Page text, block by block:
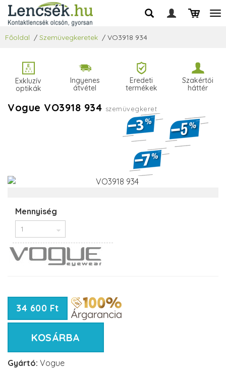
Főoldal / Szemüvegkeretek / VO3918 934
Exkluzív
optikák
Ingyenes
átvétel
Eredeti
termékek
Szakértői
háttér
Vogue VO3918 934 szemüvegkeret
Mennyiség
34 600 Ft
KOSÁRBA
Gyártó: Vogue